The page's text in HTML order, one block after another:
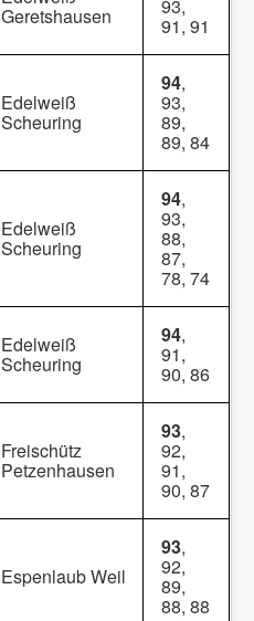
Geretshausen 93,
91, 91
Edelweiß
Scheuring
94,
93,
89,
89, 84
Edelweiß
Scheuring
94,
93,
88,
87,
78, 74
Edelweiß
Scheuring
94,
91,
90, 86
Freischütz
Petzenhausen
93,
92,
91,
90, 87
Espenlaub Weil
93,
92,
89,
88, 88